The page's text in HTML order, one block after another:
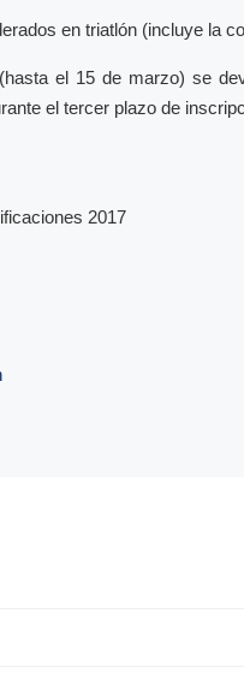
en triatlón (incluye la
el 15 de marzo) se
el tercer plazo de
2017